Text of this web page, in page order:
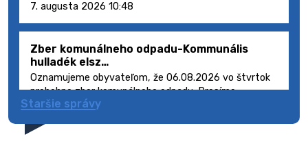
7. augusta 2026 10:48
Zber komunálneho odpadu-Kommunális
hulladék elsz…
Oznamujeme obyvateľom, že 06.08.2026 vo štvrtok
prebehne zber komunálneho odpadu. Prosíme
obyvateľov, aby smetné nádoby s odpadom vyložili
5. augusta 2026 08:41
Staršie správy